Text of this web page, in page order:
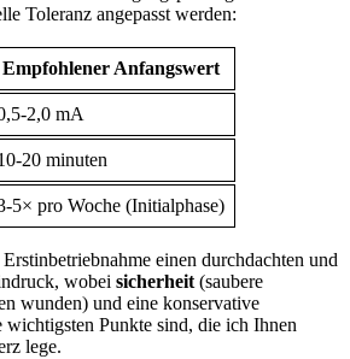
Toleranz⁣ angepasst ⁣werden:
Empfohlener Anfangswert
2,0 mA
20 minuten
5× pro Woche (Initialphase)
einen durchdachten und
wobei sicherheit (saubere
wunden) und eine konservative
wichtigsten Punkte sind, die⁢ ich‌ Ihnen
lege.